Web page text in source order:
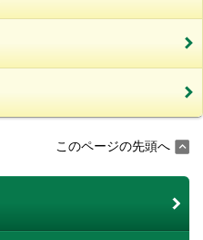
このページの先頭へ